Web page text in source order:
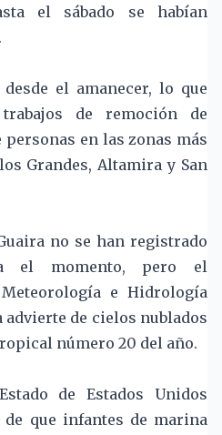
el sábado se habían
el amanecer, lo que
de remoción de
personas en las zonas más
Grandes, Altamira y San
no se han registrado
el momento, pero el
e Hidrología
advierte de cielos nublados
número 20 del año.
de Estados Unidos
que infantes de marina